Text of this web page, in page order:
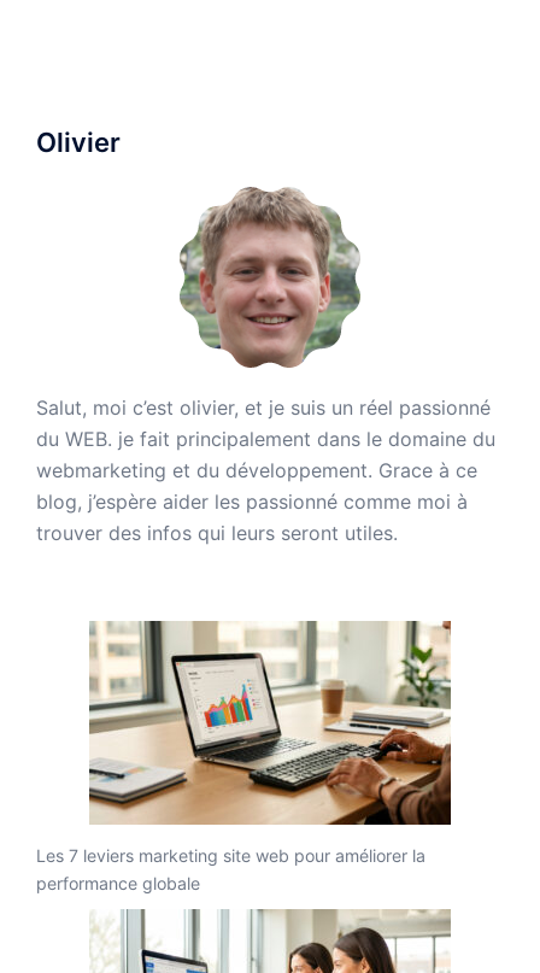
Olivier
Salut, moi c’est olivier, et je suis un réel passionné
du WEB. je fait principalement dans le domaine du
webmarketing et du développement. Grace à ce
blog, j’espère aider les passionné comme moi à
trouver des infos qui leurs seront utiles.
Les 7 leviers marketing site web pour améliorer la
performance globale